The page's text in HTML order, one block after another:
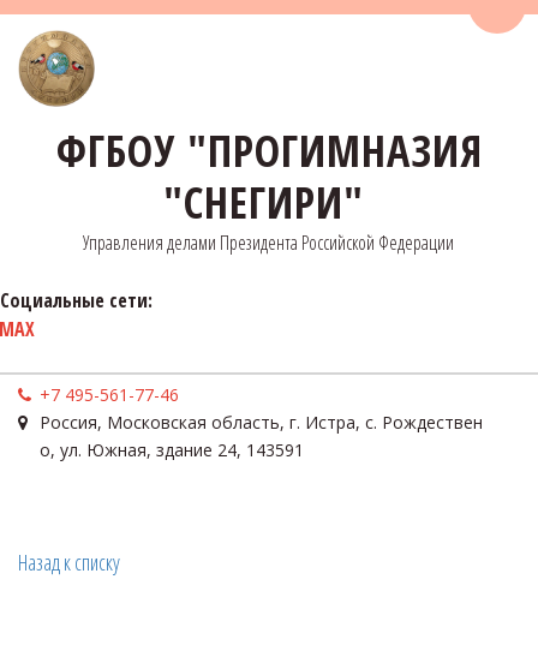
ФГБОУ "ПРОГИМНАЗИЯ
"СНЕГИРИ"
Управления делами Президента Российской Федерации
Социальные сети:
MAX
+7 495-561-77-46
Россия, Московская область, г. Истра, с. Рождествен
о, ул. Южная, здание 24, 143591
Назад к списку